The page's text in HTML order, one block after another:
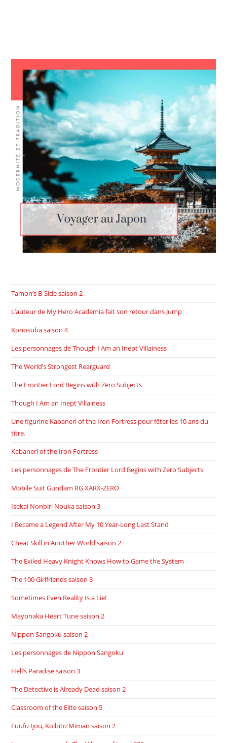
Tamon’s B-Side saison 2
L’auteur de My Hero Academia fait son retour dans Jump
Konosuba saison 4
Les personnages de Though I Am an Inept Villainess
The World’s Strongest Rearguard
The Frontier Lord Begins with Zero Subjects
Though I Am an Inept Villainess
Une figurine Kabaneri of the Iron Fortress pour fêter les 10 ans du
titre.
Kabaneri of the Iron Fortress
Les personnages de The Frontier Lord Begins with Zero Subjects
Mobile Suit Gundam RG XARX-ZERO
Isekai Nonbiri Nouka saison 3
I Became a Legend After My 10 Year-Long Last Stand
Cheat Skill in Another World saison 2
The Exiled Heavy Knight Knows How to Game the System
The 100 Girlfriends saison 3
Sometimes Even Reality Is a Lie!
Mayonaka Heart Tune saison 2
Nippon Sangoku saison 2
Les personnages de Nippon Sangoku
Hell’s Paradise saison 3
The Detective is Already Dead saison 2
Classroom of the Elite saison 5
Fuufu Ijou, Koibito Miman saison 2